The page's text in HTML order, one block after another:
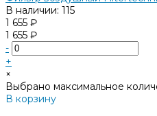
В наличии: 115
1 655 ₽
1 655 ₽
-
+
×
Выбрано максимальное
В корзину